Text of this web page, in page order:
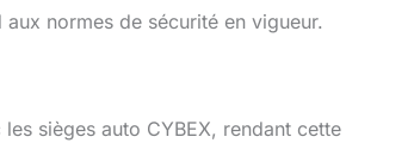
normes de sécurité en vigueur.
sièges auto CYBEX, rendant cette